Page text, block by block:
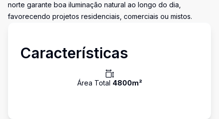
norte garante boa iluminação natural ao longo do dia,
favorecendo projetos residenciais, comerciais ou mistos.
Características
Área Total 4800m²